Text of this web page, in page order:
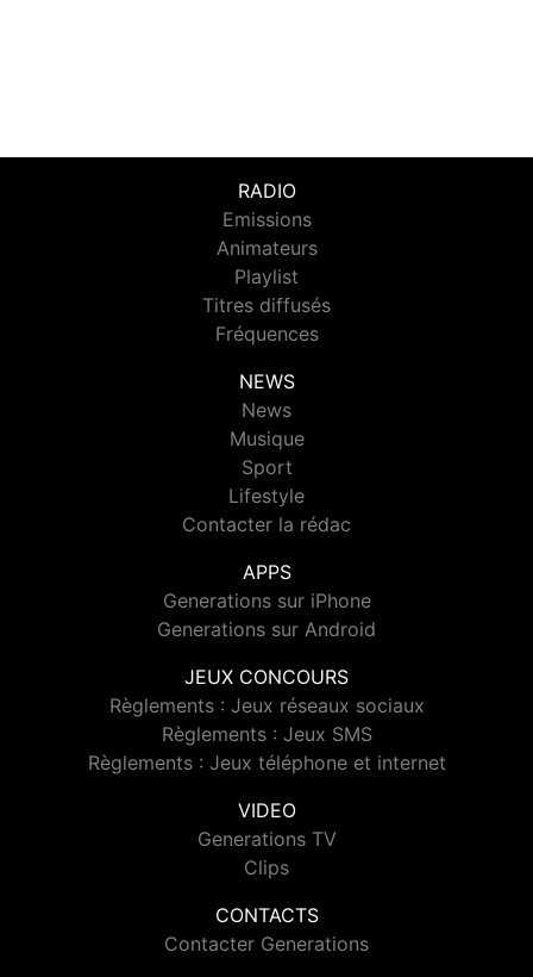
RADIO
Emissions
Animateurs
Playlist
Titres diffusés
Fréquences
NEWS
News
Musique
Sport
Lifestyle
Contacter la rédac
APPS
Generations sur iPhone
Generations sur Android
JEUX CONCOURS
Règlements : Jeux réseaux sociaux
Règlements : Jeux SMS
Règlements : Jeux téléphone et internet
VIDEO
Generations TV
Clips
CONTACTS
Contacter Generations